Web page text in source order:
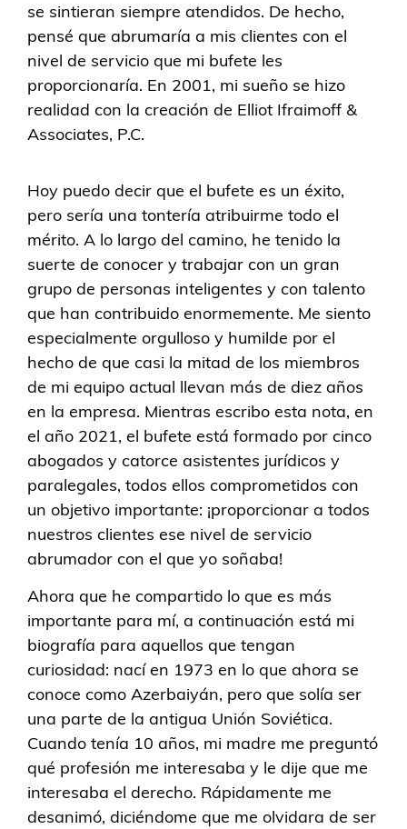
se sintieran siempre atendidos. De hecho,
pensé que abrumaría a mis clientes con el
nivel de servicio que mi bufete les
proporcionaría. En 2001, mi sueño se hizo
realidad con la creación de Elliot Ifraimoff &
Associates, P.C.
Hoy puedo decir que el bufete es un éxito,
pero sería una tontería atribuirme todo el
mérito. A lo largo del camino, he tenido la
suerte de conocer y trabajar con un gran
grupo de personas inteligentes y con talento
que han contribuido enormemente. Me siento
especialmente orgulloso y humilde por el
hecho de que casi la mitad de los miembros
de mi equipo actual llevan más de diez años
en la empresa. Mientras escribo esta nota, en
el año 2021, el bufete está formado por cinco
abogados y catorce asistentes jurídicos y
paralegales, todos ellos comprometidos con
un objetivo importante: ¡proporcionar a todos
nuestros clientes ese nivel de servicio
abrumador con el que yo soñaba!
Ahora que he compartido lo que es más
importante para mí, a continuación está mi
biografía para aquellos que tengan
curiosidad: nací en 1973 en lo que ahora se
conoce como Azerbaiyán, pero que solía ser
una parte de la antigua Unión Soviética.
Cuando tenía 10 años, mi madre me preguntó
qué profesión me interesaba y le dije que me
interesaba el derecho. Rápidamente me
desanimó, diciéndome que me olvidara de ser